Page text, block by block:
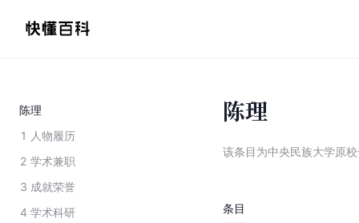
陈理
1 人物履历
2 学术兼职
3 成就荣誉
4 学术科研
陈理
该条目为中央民族大学原
条目